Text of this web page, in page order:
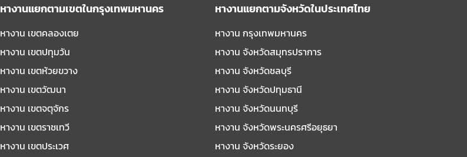
หางานแยกตามเขตในกรุงเทพมหานคร
หางาน เขตคลองเตย
หางาน เขตปทุมวัน
หางาน เขตห้วยขวาง
หางาน เขตวัฒนา
หางาน เขตจตุจักร
หางาน เขตราชเทวี
หางาน เขตประเวศ
หางานแยกตามจังหวัดในประเทศไทย
หางาน กรุงเทพมหานคร
หางาน จังหวัดสมุทรปราการ
หางาน จังหวัดชลบุรี
หางาน จังหวัดปทุมธานี
หางาน จังหวัดนนทบุรี
หางาน จังหวัดพระนครศรีอยุธยา
หางาน จังหวัดระยอง